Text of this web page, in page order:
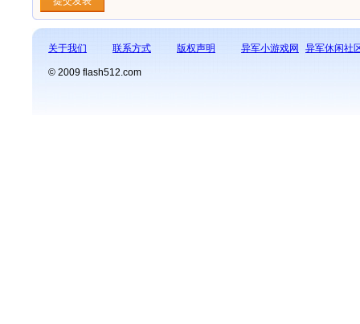
关于我们 联系方式 版权声明 异军小游戏网 异军休闲社
© 2009 flash512.com